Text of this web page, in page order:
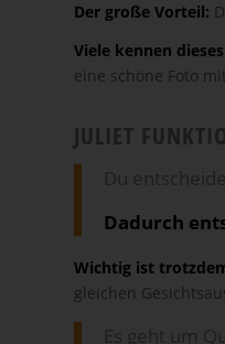
Der große Vorteil:
Viele kennen
eine schöne Foto
JULIET
Dadurch
Wichtig ist
gleichen